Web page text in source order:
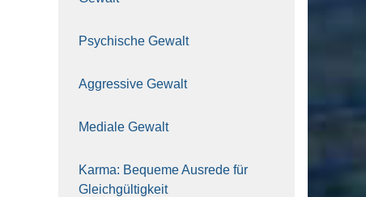
Psy­chi­sche Gewalt
Aggres­si­ve Gewalt
Media­le Gewalt
Kar­ma: Beque­me Aus­re­de für
Gleich­gül­tig­keit